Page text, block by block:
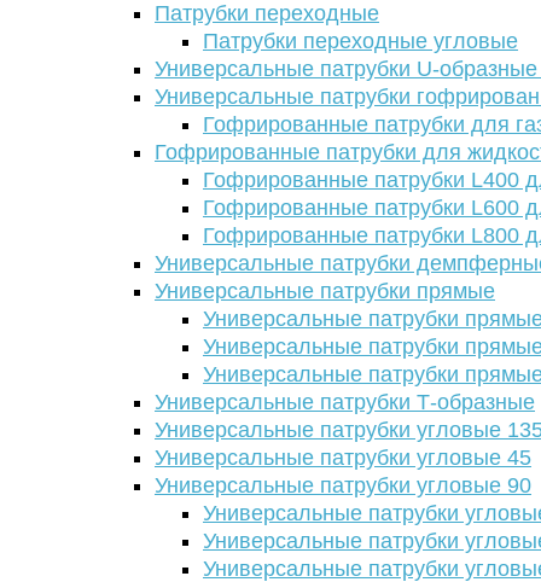
Патрубки переходные
Патрубки переходные угловые
Универсальные патрубки U-
Универсальные патрубки
Гофрированные патрубки для
Гофрированные патрубки для
Гофрированные патрубки L400
Гофрированные патрубки L600
Гофрированные патрубки L800
Универсальные патрубки
Универсальные патрубки прямые
Универсальные патрубки
Универсальные патрубки
Универсальные патрубки
Универсальные патрубки Т-образные
Универсальные патрубки угловые
Универсальные патрубки угловые 45
Универсальные патрубки угловые 90
Универсальные патрубки
Универсальные патрубки
Универсальные патрубки